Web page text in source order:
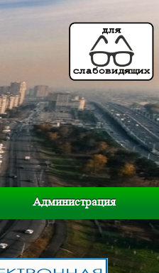
Администрация